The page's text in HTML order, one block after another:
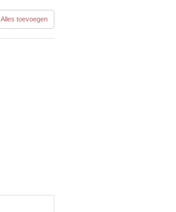
Alles toevoegen